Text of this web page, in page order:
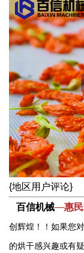
{地区用户评论}
百信机械—惠
创辉煌！！如果您
的烘干感兴趣或有